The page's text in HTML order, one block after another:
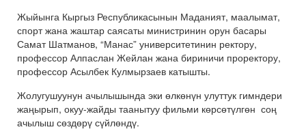
Жыйынга Кыргыз Республикасынын Маданият, маалымат,
спорт жана жаштар саясаты министринин орун басары
Самат Шатманов, “Манас” университетинин ректору,
профессор Алпаслан Жейлан жана бириничи проректору,
профессор Асылбек Кулмырзаев катышты.
Жолугушуунун ачылышында эки өлкөнүн улуттук гимндери
жаңырып, окуу-жайды таанытуу фильми көрсөтүлгөн соң
ачылыш сөздөрү сүйлөндү.